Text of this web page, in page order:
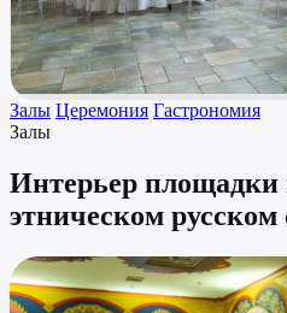
Залы Церемония Гастрономия
Залы
Интерьер
этническом русском